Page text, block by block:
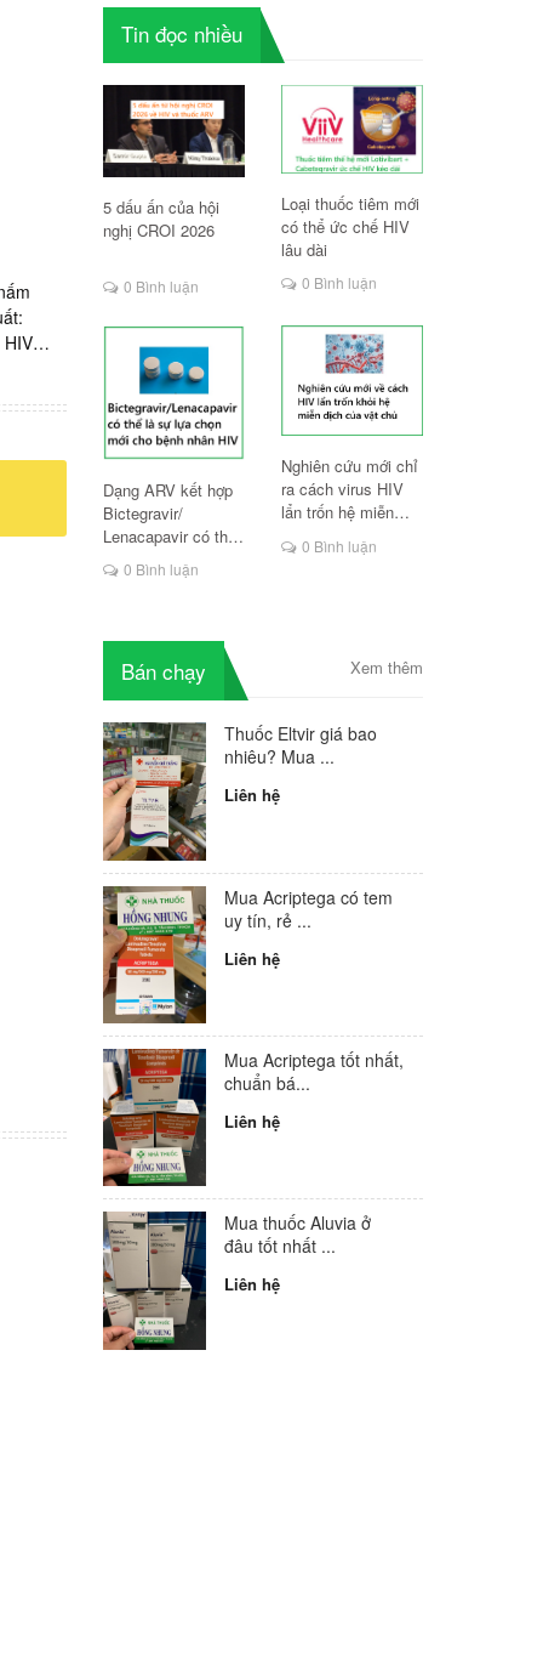
Hiệu
điều
Tin đọc nhiều
5 dấu ấn của hội
nghị CROI 2026
0 Bình luận
Loại thuốc tiêm mới
có thể ức chế HIV
lâu dài
0 Bình luận
Dạng ARV kết hợp
Bictegravir/
Lenacapavir có thể
là lựa chọn mới cho
người HIV
0 Bình luận
Nghiên cứu mới chỉ
ra cách virus HIV
lẩn trốn hệ miễn
0 Bình luận
Bán chạy Xem thêm
Thuốc Eltvir giá bao
nhiêu? Mua ...
Liên hệ
Mua Acriptega có tem
uy tín, rẻ ...
Liên hệ
Mua Acriptega tốt nhất,
chuẩn bá...
Liên hệ
Mua thuốc Aluvia ở
đâu tốt nhất ...
Liên hệ